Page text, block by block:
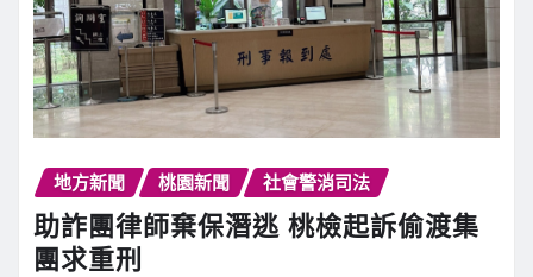
地方新聞 桃園新聞 社會警消司法
助詐團律師棄保潛逃 桃檢起訴偷渡集
團求重刑